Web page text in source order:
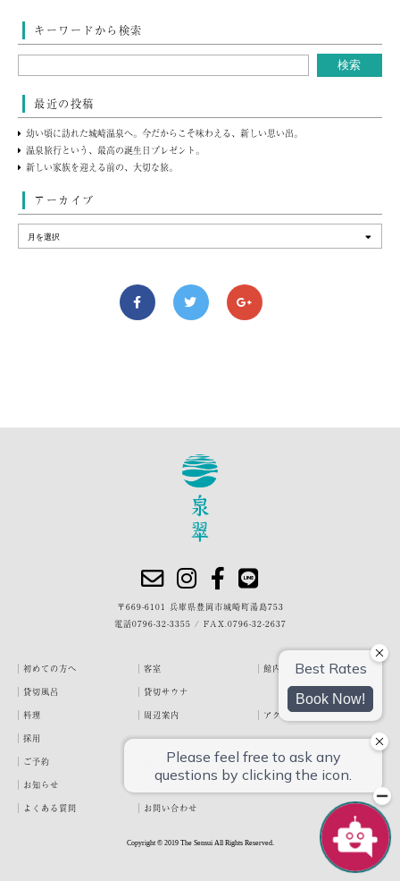
キーワードから検索
最近の投稿
幼い頃に訪れた城崎温泉へ。今だからこそ味わえる、新しい思い出。
温泉旅行という、最高の誕生日プレゼント。
新しい家族を迎える前の、大切な旅。
アーカイブ
〒669-6101 兵庫県豊岡市城崎町湯島753
電話0796-32-3355 / FAX.0796-32-2637
初めての方へ 客室
館内・施設
貸切風呂
貸切サウナ
料理
周辺案内
アクセス
採用
ご予約
宿泊約款
プライバシーポリシー
お知らせ
お客様の声
泉翠ブログ
よくある質問
お問い合わせ
Copyright © 2019 The Sensui All Rights Reserved.